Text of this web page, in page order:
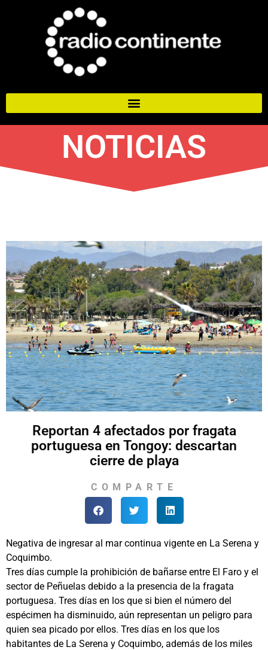
NOTICIAS
Reportan 4 afectados por fragata
portuguesa en Tongoy: descartan
cierre de playa
COMPARTE
Negativa de ingresar al mar continua vigente en La Serena y
Coquimbo.
Tres días cumple la prohibición de bañarse entre El Faro y el
sector de Peñuelas debido a la presencia de la fragata
portuguesa. Tres días en los que si bien el número del
espécimen ha disminuido, aún representan un peligro para
quien sea picado por ellos. Tres días en los que los
habitantes de La Serena y Coquimbo, además de los miles